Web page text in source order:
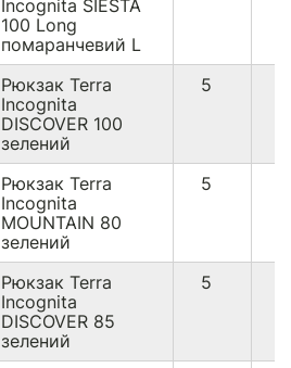
Incognita SIESTA
100 Long
помаранчевий L
Рюкзак Terra
Incognita
DISCOVER 100
зелений
5
Рюкзак Terra
Incognita
MOUNTAIN 80
зелений
5
Рюкзак Terra
Incognita
DISCOVER 85
зелений
5